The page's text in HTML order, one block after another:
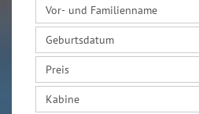
Vor- und Familienname
Geburtsdatum
Preis
Kabine